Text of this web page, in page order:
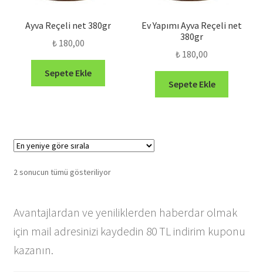
Ayva Reçeli net 380gr
₺180,00
Sepete Ekle
Ev Yapımı Ayva Reçeli net
380gr
₺ 180,00
Sepete Ekle
2 sonucun tümü gösteriliyorEn
sıralandı
Avantajlardan ve yeniliklerden haberdar olmak
için mail adresinizi kaydedin 80 TL indirim kuponu
kazanın.